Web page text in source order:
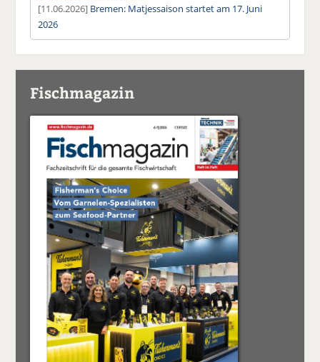
[11.06.2026] Bremen: Matjessaison startet am 17. Juni
2026
Fischmagazin